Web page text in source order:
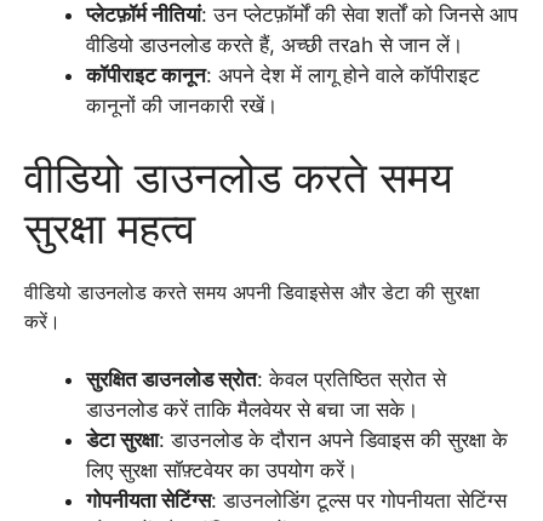
प्लेटफ़ॉर्म नीतियां: उन प्लेटफ़ॉर्मों की सेवा शर्तों को जिनसे आप
वीडियो डाउनलोड करते हैं, अच्छी तरah से जान लें।
कॉपीराइट कानून: अपने देश में लागू होने वाले कॉपीराइट
कानूनों की जानकारी रखें।
वीडियो डाउनलोड करते समय
सुरक्षा महत्व
वीडियो डाउनलोड करते समय अपनी डिवाइसेस और डेटा की सुरक्षा
करें।
सुरक्षित डाउनलोड स्रोत: केवल प्रतिष्ठित स्रोत से
डाउनलोड करें ताकि मैलवेयर से बचा जा सके।
डेटा सुरक्षा: डाउनलोड के दौरान अपने डिवाइस की सुरक्षा के
लिए सुरक्षा सॉफ़्टवेयर का उपयोग करें।
गोपनीयता सेटिंग्स: डाउनलोडिंग टूल्स पर गोपनीयता सेटिंग्स